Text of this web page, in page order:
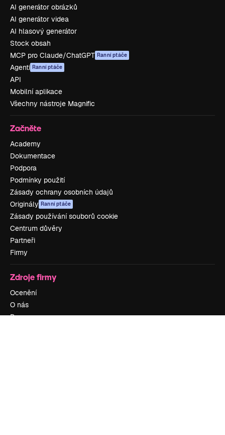
AI generátor obrázků
AI generátor videa
AI hlasový generátor
Stock obsah
MCP pro Claude/ChatGPT Ranní ptáče
Agenti Ranní ptáče
API
Mobilní aplikace
Všechny nástroje Magnific
Začněte
Academy
Dokumentace
Podpora
Podmínky použití
Zásady ochrany osobních údajů
Originály Ranní ptáče
Zásady používání souborů cookie
Centrum důvěry
Partneři
Firmy
Zdroje firmy
Ocenění
O nás
Recenze